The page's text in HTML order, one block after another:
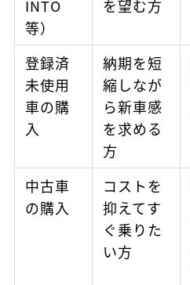
INTO
等）
を望む方
登録済
未使用
車の購
入
納期を短
縮しなが
ら新車感
を求める
方
中古車
の購入
コストを
抑えてす
ぐ乗りた
い方